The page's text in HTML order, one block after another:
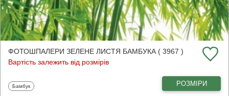
ФОТОШПАЛЕРИ ЗЕЛЕНЕ ЛИСТЯ БАМБУКА ( 3967 )
Вартість залежить від розмірів
Фотошпалери
Бамбук РОЗМІРИ